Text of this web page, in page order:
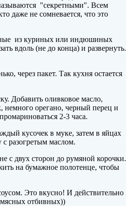
"секретными". Всем
даже не сомневается, что это
из куриных или индюшиных
вдоль (не до конца) и развернуть.
через пакет. Так кухня остается
Добавить оливковое масло,
немного орегано, черный перец и
2-3 часа.
кусочек в муке, затем в яйцах
разогретым маслом.
с двух сторон до румяной корочки.
на бумажное полотенце, чтобы
Это вкусно! И действительно
отбивных))